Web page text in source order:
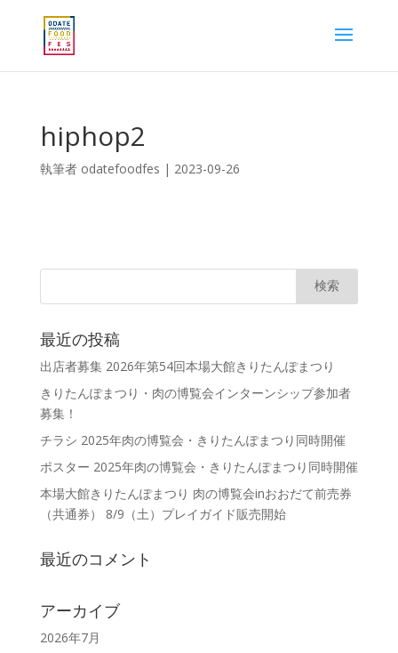
hiphop2
執筆者 odatefoodfes | 2023-09-26
最近の投稿
出店者募集 2026年第54回本場大館きりたんぽまつり
きりたんぽまつり・肉の博覧会インターンシップ参加者
募集！
チラシ 2025年肉の博覧会・きりたんぽまつり同時開催
ポスター 2025年肉の博覧会・きりたんぽまつり同時開催
本場大館きりたんぽまつり 肉の博覧会inおおだて前売券
（共通券） 8/9（土）プレイガイド販売開始
最近のコメント
アーカイブ
2026年7月